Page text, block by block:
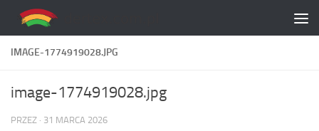
Skip to content
IMAGE-1774919028.JPG
image-1774919028.jpg
PRZEZ · 31 MARCA 2026